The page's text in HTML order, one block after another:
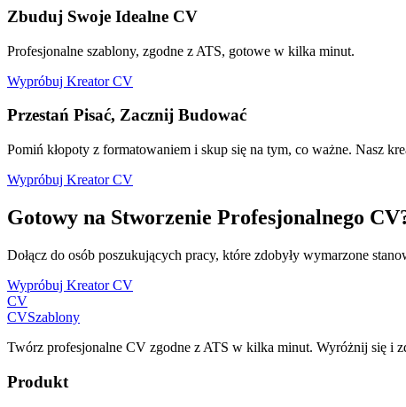
Zbuduj Swoje Idealne CV
Profesjonalne szablony, zgodne z ATS, gotowe w kilka minut.
Wypróbuj Kreator CV
Przestań Pisać, Zacznij Budować
Pomiń kłopoty z formatowaniem i skup się na tym, co ważne. Nasz
Wypróbuj Kreator CV
Gotowy na Stworzenie Profesjonalnego
Dołącz do osób poszukujących pracy, które zdobyły wymarzone
Wypróbuj Kreator CV
CV
CVSzablony
Twórz profesjonalne CV zgodne z ATS w kilka minut. Wyróżnij się i
Produkt